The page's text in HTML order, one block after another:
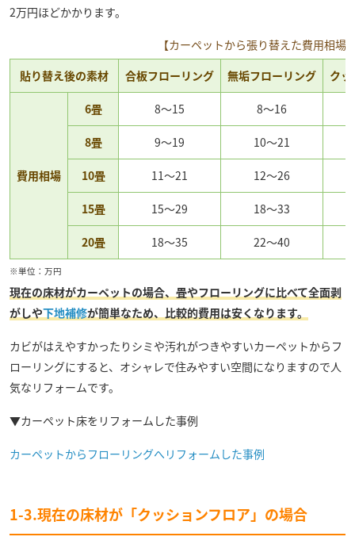
2万円ほどかかります。
【カーペットから張り替えた費用相場
貼り替え後の素材
合板フローリング 無垢フローリング ク
費用相場
6畳 8～15 8～16
8畳 9～19 10～21
10畳 11～21 12～26
15畳 15～29 18～33
20畳 18～35 22～40
※単位：万円
現在の床材がカーペットの場合、畳やフローリングに比べて全面剥
がしや下地補修が簡単なため、比較的費用は安くなります。
カビがはえやすかったりシミや汚れがつきやすいカーペットからフ
ローリングにすると、オシャレで住みやすい空間になりますので人
気なリフォームです。
▼カーペット床をリフォームした事例
カーペットからフローリングへリフォームした事例
1-3.現在の床材が「クッションフロア」の場合